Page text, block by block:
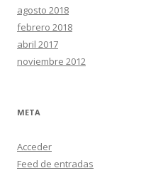
agosto 2018
febrero 2018
abril 2017
noviembre 2012
META
Acceder
Feed de entradas